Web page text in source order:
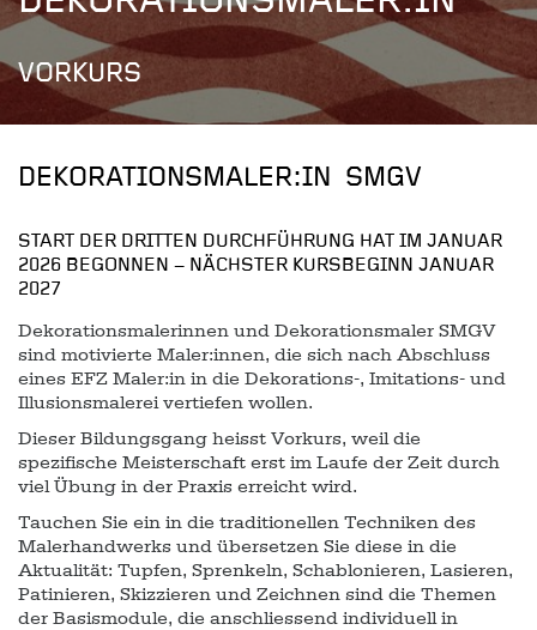
VORKURS
DEKORATIONSMALER:IN SMGV
START DER DRITTEN DURCHFÜHRUNG HAT IM JANUAR
2026 BEGONNEN – NÄCHSTER KURSBEGINN JANUAR
2027
Dekorationsmalerinnen und Dekorationsmaler SMGV
sind motivierte Maler:innen, die sich nach Abschluss
eines EFZ Maler:in in die Dekorations-, Imitations- und
Illusionsmalerei vertiefen wollen.
Dieser Bildungsgang heisst Vorkurs, weil die
spezifische Meisterschaft erst im Laufe der Zeit durch
viel Übung in der Praxis erreicht wird.
Tauchen Sie ein in die traditionellen Techniken des
Malerhandwerks und übersetzen Sie diese in die
Aktualität: Tupfen, Sprenkeln, Schablonieren, Lasieren,
Patinieren, Skizzieren und Zeichnen sind die Themen
der Basismodule, die anschliessend individuell in